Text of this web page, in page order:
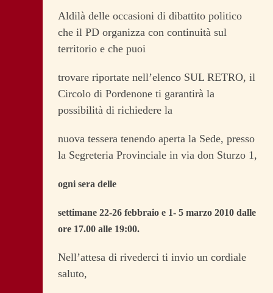
Aldilà delle occasioni di dibattito politico
che il PD organizza con continuità sul
territorio e che puoi
trovare riportate nell’elenco SUL RETRO, il
Circolo di Pordenone ti garantirà la
possibilità di richiedere la
nuova tessera tenendo aperta la Sede, presso
la Segreteria Provinciale in via don Sturzo 1,
ogni sera delle
settimane 22-26 febbraio e 1- 5 marzo 2010 dalle
ore 17.00 alle 19:00.
Nell’attesa di rivederci ti invio un cordiale
saluto,